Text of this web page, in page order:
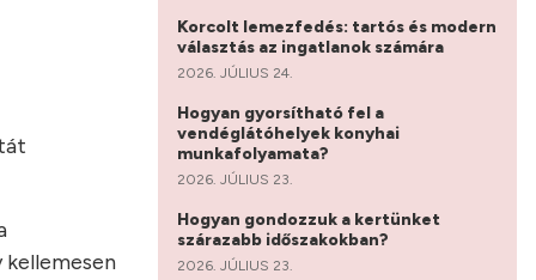
Korcolt lemezfedés: tartós és modern
választás az ingatlanok számára
2026. JÚLIUS 24.
Hogyan gyorsítható fel a
vendéglátóhelyek konyhai
munkafolyamata?
2026. JÚLIUS 23.
Hogyan gondozzuk a kertünket
szárazabb időszakokban?
2026. JÚLIUS 23.